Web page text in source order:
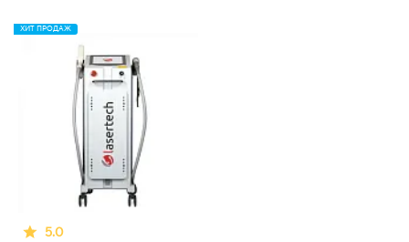
ХИТ ПРОДАЖ
5.0